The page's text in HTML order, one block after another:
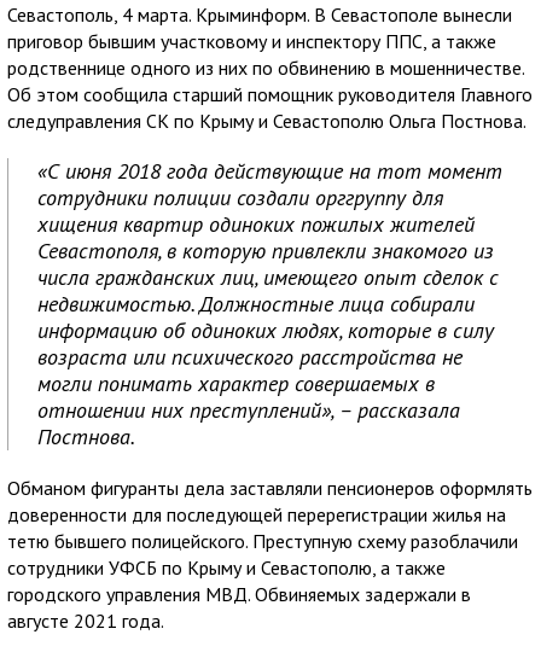
Севастополь, 4 марта. Крыминформ. В Севастополе вынесли
приговор бывшим участковому и инспектору ППС, а также
родственнице одного из них по обвинению в мошенничестве.
Об этом сообщила старший помощник руководителя Главного
следуправления СК по Крыму и Севастополю Ольга Постнова.
«С июня 2018 года действующие на тот момент
сотрудники полиции создали орггруппу для
хищения квартир одиноких пожилых жителей
Севастополя, в которую привлекли знакомого из
числа гражданских лиц, имеющего опыт сделок с
недвижимостью. Должностные лица собирали
информацию об одиноких людях, которые в силу
возраста или психического расстройства не
могли понимать характер совершаемых в
отношении них преступлений», – рассказала
Постнова.
Обманом фигуранты дела заставляли пенсионеров оформлять
доверенности для последующей перерегистрации жилья на
тетю бывшего полицейского. Преступную схему разоблачили
сотрудники УФСБ по Крыму и Севастополю, а также
городского управления МВД. Обвиняемых задержали в
августе 2021 года.